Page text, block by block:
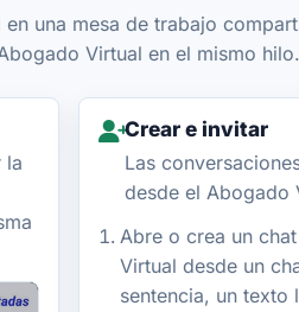
una mesa de trabajo
Virtual en el mismo hilo.
la
Crear e invitar
Las
desde el Abogado
Abre o crea un
Virtual desde un
sentencia, un texto